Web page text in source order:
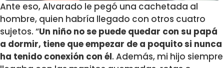
Ante eso, Alvarado le pegó una cachetada al
hombre, quien habría llegado con otros cuatro
sujetos. “Un niño no se puede quedar con su papá
a dormir, tiene que empezar de a poquito si nunca
ha tenido conexión con él. Además, mi hijo siempre